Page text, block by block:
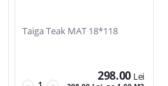
Taiga Teak MAT 18*118
298.00 Lei